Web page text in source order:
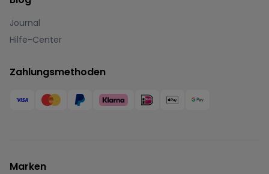
Journal
Hilfe-Center
Zahlungsmethoden
Marken